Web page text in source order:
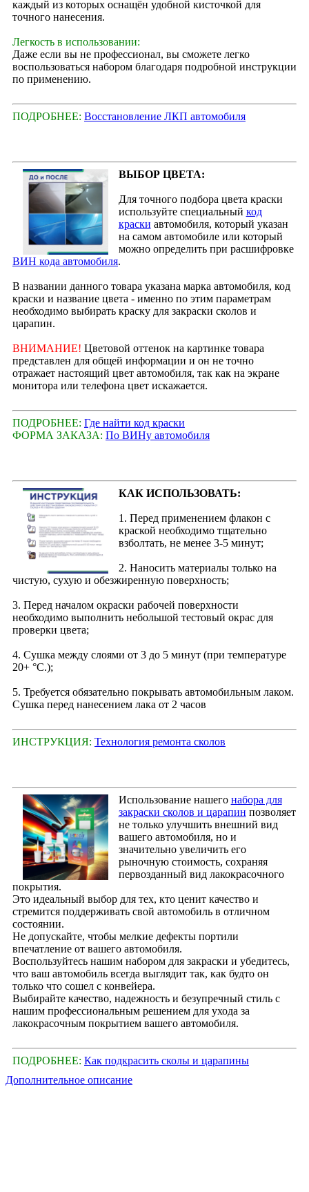
каждый из которых оснащён удобной кисточкой для
точного нанесения.
Легкость в использовании:
Даже если вы не профессионал, вы сможете легко
воспользоваться набором благодаря подробной инструкции
по применению.
ПОДРОБНЕЕ: Восстановление ЛКП автомобиля
ВЫБОР ЦВЕТА:
Для точного подбора цвета краски
используйте специальный код
краски автомобиля, который указан
на самом автомобиле или который
можно определить при расшифровке
ВИН кода автомобиля.
В названии данного товара указана марка автомобиля, код
краски и название цвета - именно по этим параметрам
необходимо выбирать краску для закраски сколов и
царапин.
ВНИМАНИЕ! Цветовой оттенок на картинке товара
представлен для общей информации и он не точно
отражает настоящий цвет автомобиля, так как на экране
монитора или телефона цвет искажается.
ПОДРОБНЕЕ: Где найти код краски
ФОРМА ЗАКАЗА: По ВИНу автомобиля
КАК ИСПОЛЬЗОВАТЬ:
1. Перед применением флакон с
краской необходимо тщательно
взболтать, не менее 3-5 минут;
2. Наносить материалы только на
чистую, сухую и обезжиренную поверхность;
3. Перед началом окраски рабочей поверхности
необходимо выполнить небольшой тестовый окрас для
проверки цвета;
4. Сушка между слоями от 3 до 5 минут (при температуре
20+ °С.);
5. Требуется обязательно покрывать автомобильным лаком.
Сушка перед нанесением лака от 2 часов
ИНСТРУКЦИЯ: Технология ремонта сколов
Использование нашего набора для
закраски сколов и царапин позволяет
не только улучшить внешний вид
вашего автомобиля, но и
значительно увеличить его
рыночную стоимость, сохраняя
первозданный вид лакокрасочного
покрытия.
Это идеальный выбор для тех, кто ценит качество и
стремится поддерживать свой автомобиль в отличном
состоянии.
Не допускайте, чтобы мелкие дефекты портили
впечатление от вашего автомобиля.
Воспользуйтесь нашим набором для закраски и убедитесь,
что ваш автомобиль всегда выглядит так, как будто он
только что сошел с конвейера.
Выбирайте качество, надежность и безупречный стиль с
нашим профессиональным решением для ухода за
лакокрасочным покрытием вашего автомобиля.
ПОДРОБНЕЕ: Как подкрасить сколы и царапины
Дополнительное описание